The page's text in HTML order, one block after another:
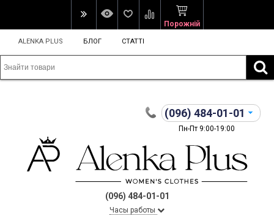
Порожній
ALENKA PLUS БЛОГ СТАТТІ
(096) 484-01-01
Пн-Пт 9:00-19:00
(096) 484-01-01
Часы работы